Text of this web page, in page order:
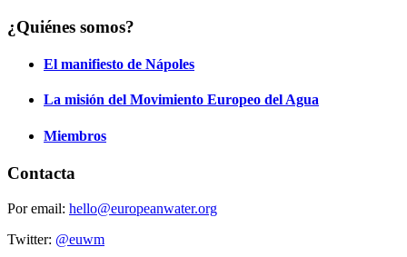
¿Quiénes somos?
El manifiesto de Nápoles
La misión del Movimiento Europeo del Agua
Miembros
Contacta
Por email: hello@europeanwater.org
Twitter: @euwm